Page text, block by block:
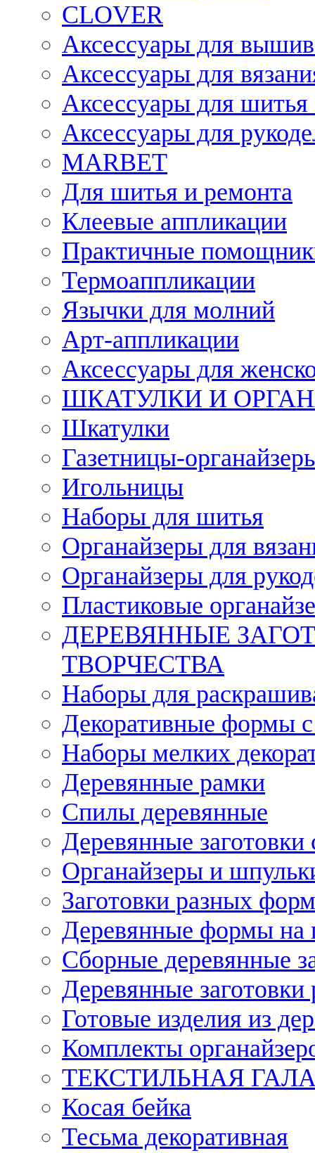
CLOVER
Аксессуары для
Аксессуары для
Аксессуары для
Аксессуары для
MARBET
Для шитья и ремонта
Клеевые аппликации
Практичные
Термоаппликации
Язычки для молний
Арт-аппликации
Аксессуары для
ШКАТУЛКИ И
Шкатулки
Газетницы-
Игольницы
Наборы для шитья
Органайзеры для
Органайзеры для
Пластиковые
ДЕРЕВЯННЫЕ
ТВОРЧЕСТВА
Наборы для
Декоративные формы с
Наборы мелких
Деревянные рамки
Спилы деревянные
Деревянные заготовки
Органайзеры и
Заготовки разных
Деревянные формы на
Сборные деревянные
Деревянные заготовки
Готовые изделия из
Комплекты
ТЕКСТИЛЬНАЯ
Косая бейка
Тесьма декоративная